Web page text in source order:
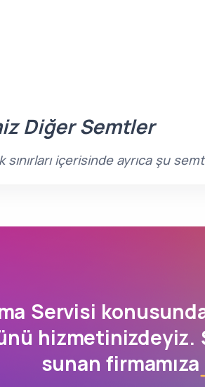
Diğer Semtler
sınırları içerisinde ayrıca şu
Servisi
hizmetinizdeyiz.
sunan firmamıza